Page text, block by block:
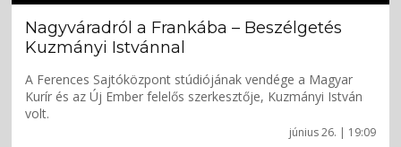
június 26. | 19:09
Nagyváradról a Frankába – Beszélgetés
Kuzmányi Istvánnal
A Ferences Sajtóközpont stúdiójának vendége a Magyar
Kurír és az Új Ember felelős szerkesztője, Kuzmányi István
volt.